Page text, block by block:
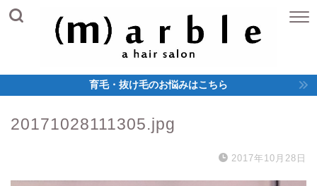
育毛・抜け毛のお悩みはこちら
20171028111305.jpg
2017年10月28日